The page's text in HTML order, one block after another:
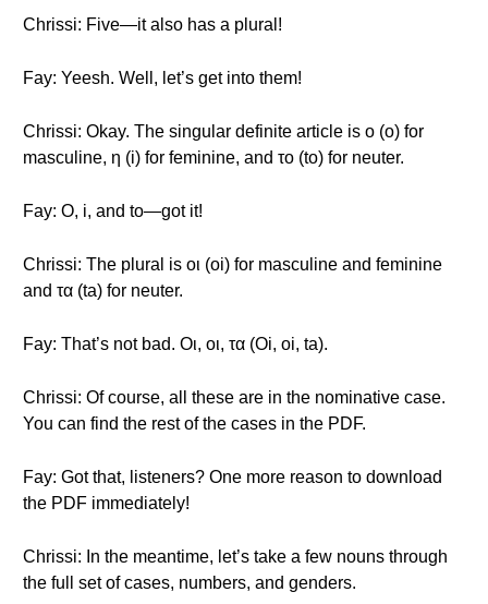
Chrissi: Five—it also has a plural!
Fay: Yeesh. Well, let’s get into them!
Chrissi: Okay. The singular definite article is ο (o) for
masculine, η (i) for feminine, and το (to) for neuter.
Fay: O, i, and to—got it!
Chrissi: The plural is οι (oi) for masculine and feminine
and τα (ta) for neuter.
Fay: That’s not bad. Οι, οι, τα (Oi, oi, ta).
Chrissi: Of course, all these are in the nominative case.
You can find the rest of the cases in the PDF.
Fay: Got that, listeners? One more reason to download
the PDF immediately!
Chrissi: In the meantime, let’s take a few nouns through
the full set of cases, numbers, and genders.